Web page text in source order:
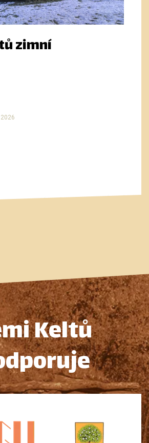
zimní
Keltů